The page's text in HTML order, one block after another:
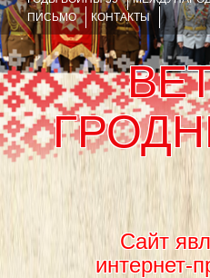
ПИСЬМО
КОНТАКТЫ
Сайт
интернет-